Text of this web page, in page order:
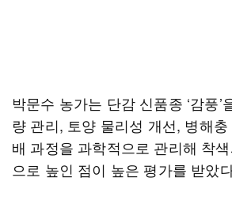
박문수 농가는 단감 신품종 ‘감풍’
량 관리, 토양 물리성 개선, 병해
배 과정을 과학적으로 관리해 착
으로 높인 점이 높은 평가를 받았